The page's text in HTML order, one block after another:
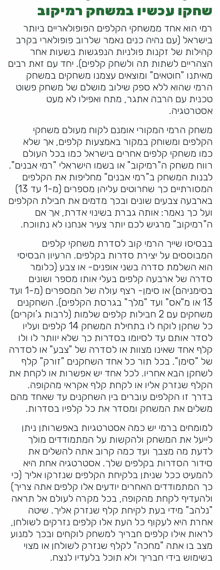
שחקו עכשיו במשחק רמיקוב
רמי הוא אחד ממשחקי הקלפים הפופולאריים ביותר
בישראל (עם נהיה כנים נאמר שלרוב פופולארי בקרב
קהילות של זקנות פולניות הנפגשות בשעות אחר
הצהריים לשתות תה ולשחק קלפים). יחד עם זאת רבים
מאיתנו "חוטאים" ומוצאים עצמנו משחקים במשחק
הרמי שהוא ללא ספק שילוב מושלם של משחק פשוט
טכנית עם הרבה אתגר, מתח ואפילו לא מעט
אסטרטגיה.
משחק הרמי המקורי אומנם לקוח מעולם משחקי
הקלפים ומשוחק במקור באמצעות קלפים, אך שלא
כמו משחקי קלפים אחרים בישראל כמו בכל העולם
רווח משחק ה"רמיקוב" או בשמו הישראלי "רמי אבנים".
לבנות המשחק ב"רמי אבנים" מחליפות את הקלפים
המסורתיים כך שחרוטים עליהן מספרים (מ-1 עד 13)
בארבעה צבעים שונים ובכך מדמים את חבילת הקלפים
ועל כך נאמר: אותה גברת בשינוי אדרת, אך אם
ה"רמיקוב" מרגיש לכם יותר צעיר אנחנו לא נתווכח.
בבסיסו שייך הרמי קוב לסדרת משחקי קלפים
המבוססים על יצירת סדרות בקלפים. הרעיון הבסיסי
הוא השלמת סדרה בשני אופנים- או צבע (כלומר
סדרה של ארבעה קלפים בעלי אותו מספר ושונים
בסימניהם) או סימן- רצף עולה של המספרים (מ-1 ועד
13 או מ"אס" ועד "מלך" בגרסת הקלפים). השחקנים
משחקים עם 2 חבילות קלפים שלמות (לרבות ג'וקרים)
כל שחקן לוקח לו בתחילת המשחק 14 קלפים ועליו
לסדר אותם עד לסיומו בסדרות כך שלא יוותר לו ולו
קלף אחד שאינו מצוות או לסדרה של "צבע" או לסדרה
של "סימן". בכל תור כל אחד השחקנים "זורק" קלף
לשחקן הבא אחריו. לכל אחד יש אפשרות או לקחת את
הקלף שנזרק אליו או לקחת קלף אקראי מהקופה.
בדרך זו הקלפים עוברים בין השחקנים עד שאחד מהם
משלים את המשחק ומסדר את כל קלפיו בסדרות.
למומחים ברמי יש כמה אסטרטגיות באפשרותן ניתן
לייעל את המשחק ולהקשות על המתמודדים מולך
לדעת מה מצבך ועד כמה קרוב אתה להשלים את
סידור הסדרות בקלפים שלך. אסטרטגיה אחת היא
להמעיט ככל שניתן בלקיחת הקלפים שנזרקו אליך (כי
כך המתמודדים האחרים יודעים אלו קלפים אתה צריך)
ולהעדיף לקחת מהקופה, בכל מקרה לעולם אל תראה
"נלהב" מידי בעת לקיחת קלף שנזרק אליך. שיטה
אחרת היא לעקוף כל העת אלו קלפים נזרקים לשולחן,
לראות אילו קלפים חבריך למשחק לוקחים ובכך למנוע
מצב בו אתה "מחכה" לקלף שנזרק לשולחן או מצוי
בשימוש בידי חבריך ולא תוכל בלעדיו לנצח.